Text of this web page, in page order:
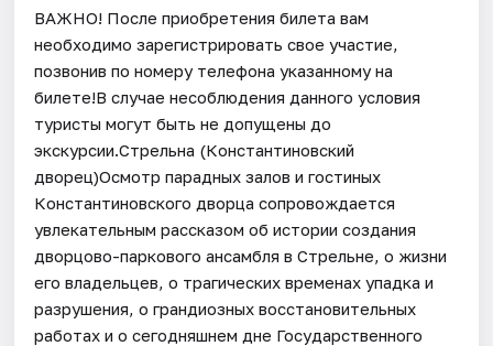
ВАЖНО! После приобретения билета вам
необходимо зарегистрировать свое участие,
позвонив по номеру телефона указанному на
билете!В случае несоблюдения данного условия
туристы могут быть не допущены до
экскурсии.Стрельна (Константиновский
дворец)Осмотр парадных залов и гостиных
Константиновского дворца сопровождается
увлекательным рассказом об истории создания
дворцово-паркового ансамбля в Стрельне, о жизни
его владельцев, о трагических временах упадка и
разрушения, о грандиозных восстановительных
работах и о сегодняшнем дне Государственного